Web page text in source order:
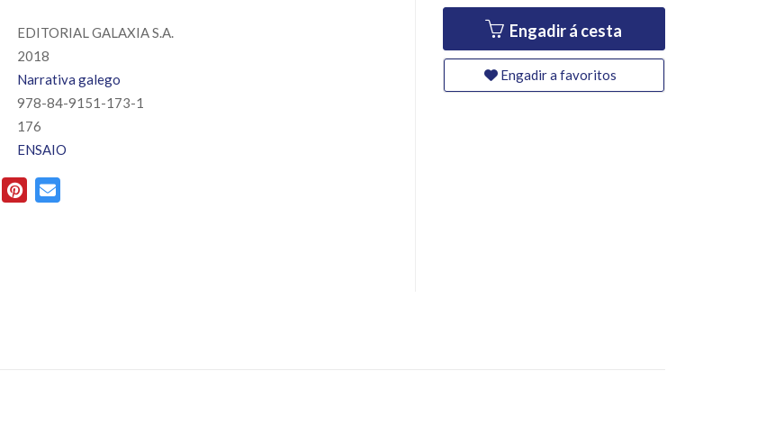
EDITORIAL GALAXIA S.A.
2018
Narrativa galego
978-84-9151-173-1
176
ENSAIO
Engadir á cesta
Engadir a favoritos